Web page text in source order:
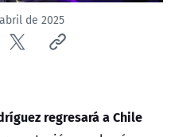
de 2025
regresará a Chile